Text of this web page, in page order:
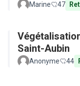
Marine 47
Saint-Aubin
Anonyme 44